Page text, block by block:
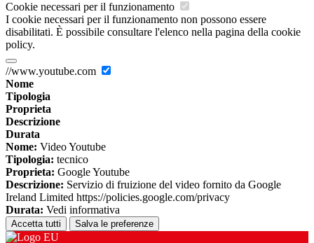
Cookie necessari per il funzionamento
I cookie necessari per il funzionamento non possono essere
disabilitati. È possibile consultare l'elenco nella pagina della cookie
policy.
//www.youtube.com
Nome
Tipologia
Proprieta
Descrizione
Durata
Nome: Video Youtube
Tipologia: tecnico
Proprieta: Google Youtube
Descrizione: Servizio di fruizione del video fornito da Google
Ireland Limited https://policies.google.com/privacy
Durata: Vedi informativa
Accetta tutti Salva le preferenze